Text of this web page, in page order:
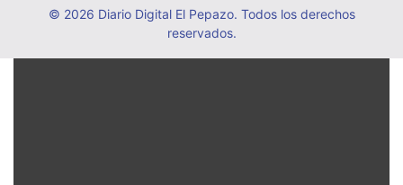
© 2026 Diario Digital El Pepazo. Todos los derechos
reservados.